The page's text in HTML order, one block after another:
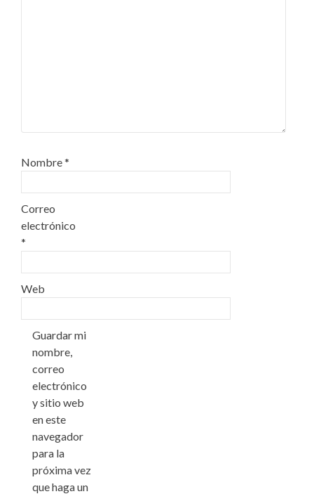
Nombre*
Correo
electrónico
*
Web
Guardar mi
nombre,
correo
electrónico
y sitio web
en este
navegador
para la
próxima vez
que haga un